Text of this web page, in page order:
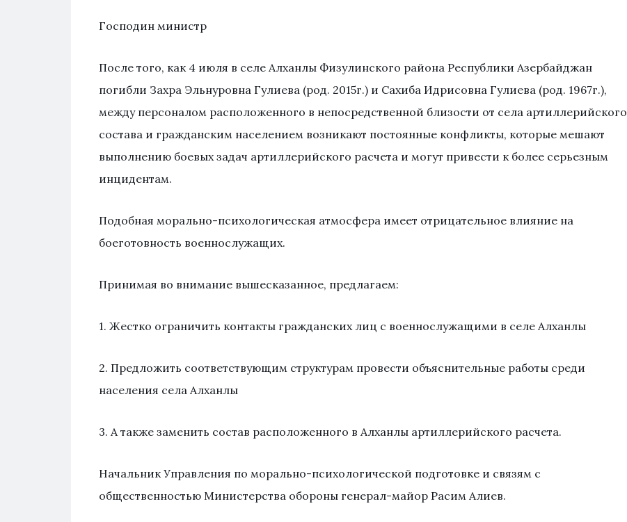
Господин министр
После того, как 4 июля в селе Алханлы Физулинского района Республики Азербайджан
погибли Захра Эльнуровна Гулиева (род. 2015г.) и Сахиба Идрисовна Гулиева (род. 1967г.),
между персоналом расположенного в непосредственной близости от села артиллерийского
состава и гражданским населением возникают постоянные конфликты, которые мешают
выполнению боевых задач артиллерийского расчета и могут привести к более серьезным
инцидентам.
Подобная морально-психологическая атмосфера имеет отрицательное влияние на
боеготовность военнослужащих.
Принимая во внимание вышесказанное, предлагаем:
1. Жестко ограничить контакты гражданских лиц с военнослужащими в селе Алханлы
2. Предложить соответствующим структурам провести объяснительные работы среди
населения села Алханлы
3. А также заменить состав расположенного в Алханлы артиллерийского расчета.
Начальник Управления по морально-психологической подготовке и связям с
общественностью Министерства обороны генерал-майор Расим Алиев.